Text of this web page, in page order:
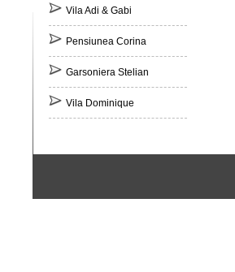
Vila Adi & Gabi
Pensiunea Corina
Garsoniera Stelian
Vila Dominique